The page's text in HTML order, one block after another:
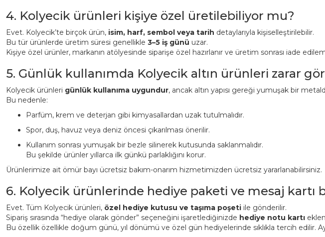
4. Kolyecik ürünleri kişiye özel üretilebiliyor mu?
Evet. Kolyecik’te birçok ürün, isim, harf, sembol veya tarih detaylarıyla kişiselleştirilebilir.
Bu tür ürünlerde üretim süresi genellikle 3–5 iş günü uzar.
Kişiye özel ürünler, markanın atölyesinde siparişe özel hazırlanır ve üretim sonrası iade
5. Günlük kullanımda Kolyecik altın ürünleri zarar
Kolyecik ürünleri günlük kullanıma uygundur, ancak altın yapısı gereği yumuşak bir
Bu nedenle:
Parfüm, krem ve deterjan gibi kimyasallardan uzak tutulmalıdır.
Spor, duş, havuz veya deniz öncesi çıkarılması önerilir.
Kullanım sonrası yumuşak bir bezle silinerek kutusunda saklanmalıdır.
Bu şekilde ürünler yıllarca ilk günkü parlaklığını korur.
Ürünlerimize ait ömür bayı ücretsiz bakım-onarım hizmetimizden ücretsiz yararlanabilirsiniz.
6. Kolyecik ürünlerinde hediye paketi ve mesaj kartı
Evet. Tüm Kolyecik ürünleri, özel hediye kutusu ve taşıma poşeti ile gönderilir.
Sipariş sırasında “hediye olarak gönder” seçeneğini işaretlediğinizde hediye notu kartı
Bu özellik özellikle doğum günü, yıl dönümü ve özel gün hediyelerinde sıklıkla tercih edilir.